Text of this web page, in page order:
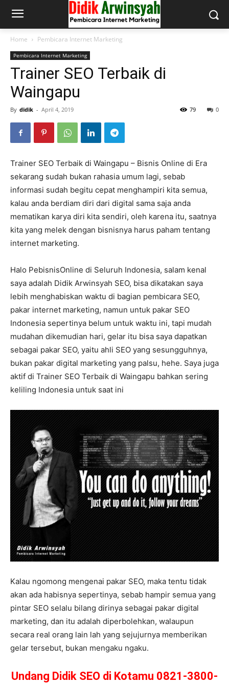
Home Pembicara Internet Marketing
Pembicara Internet Marketing
Trainer SEO Terbaik di
Waingapu
By didik - April 4, 2019 0
79
Trainer SEO Terbaik di Waingapu – Bisnis Online di Era
sekarang sudah bukan rahasia umum lagi, sebab
informasi sudah begitu cepat menghampiri kita semua,
kalau anda berdiam diri dari digital sama saja anda
mematikan karya diri kita sendiri, oleh karena itu, saatnya
kita yang melek dengan bisnisnya harus paham tentang
internet marketing.
Halo PebisnisOnline di Seluruh Indonesia, salam kenal
saya adalah Didik Arwinsyah SEO, bisa dikatakan saya
lebih menghabiskan waktu di bagian pembicara SEO,
pakar internet marketing, namun untuk pakar SEO
Indonesia sepertinya belum untuk waktu ini, tapi mudah
mudahan dikemudian hari, gelar itu bisa saya dapatkan
sebagai pakar SEO, yaitu ahli SEO yang sesungguhnya,
bukan pakar digital marketing yang palsu, hehe. Saya juga
aktif di Trainer SEO Terbaik di Waingapu bahkan sering
keliling Indonesia untuk saat ini
Kalau ngomong mengenai pakar SEO, maka tentu tidak
akan ada habisnya sepertinya, sebab hampir semua yang
pintar SEO selalu bilang dirinya sebagai pakar digital
marketing, dan itu adalah diperbolehkan, walaupun
secara real orang lain lah yang sejujurnya memberikan
gelar tersebut, bukan mengaku ngaku.
Undang Didik SEO di Kotamu 0821-3800-